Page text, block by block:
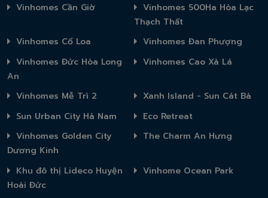
Vinhomes Cần Giờ
Vinhomes 500Ha Hòa Lạc
Thạch Thất
Vinhomes Cổ Loa
Vinhomes Đan Phượng
Vinhomes Đức Hòa Long
An
Vinhomes Cao Xà Lá
Vinhomes Mễ Trì 2
Xanh Island - Sun Cát Bà
Sun Urban City Hà Nam
Eco Retreat
Vinhomes Golden City
Dương Kinh
The Charm An Hưng
Khu đô thị Lideco Huyện
Hoài Đức
Vinhome Ocean Park